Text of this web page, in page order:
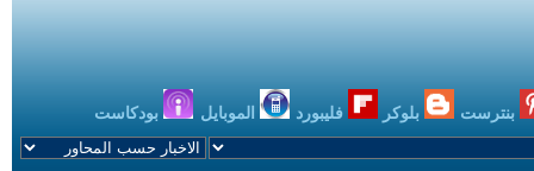
بنترست بلوكر فليبورد الموبايل بودكاست